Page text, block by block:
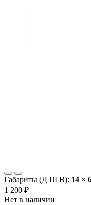
Габариты (Д Ш В): 14 ×
1 200 ₽
Нет в наличии